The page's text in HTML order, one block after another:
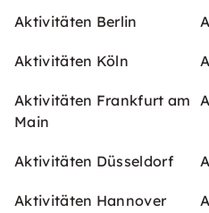
Aktivitäten Berlin
Aktivitäten Köln
Aktivitäten Frankfurt am
Main
Aktivitäten Düsseldorf
Aktivitäten Hannover